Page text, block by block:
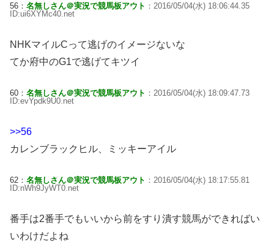
56： 名無しさん＠実況で競馬板アウト ：2016/05/04(水) 18:06:44.35
ID:ui6XYMc40.net
NHKマイルCって逃げのイメージないな
てか府中のG1で逃げてキツイ
60： 名無しさん＠実況で競馬板アウト ：2016/05/04(水) 18:09:47.73
ID:evYpdk9U0.net
>>56
カレンブラックヒル、ミッキーアイル
62： 名無しさん＠実況で競馬板アウト ：2016/05/04(水) 18:17:55.81
ID:nWh9JyWT0.net
番手は2番手でもいいから前をすり潰す競馬ができればい
いわけだよね